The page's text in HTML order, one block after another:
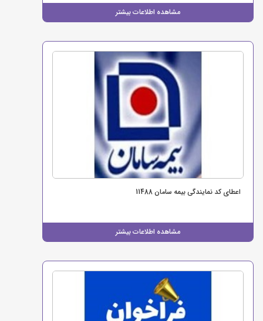
مشاهده اطلاعات بیشتر
اعطای کد نمایندگی بیمه سامان 11488
مشاهده اطلاعات بیشتر